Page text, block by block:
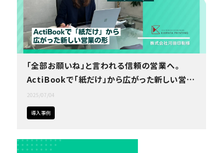
活用方法
検討状況の見える化(営業活動)
見込み顧客の育成(マーケティング)
電子カタログ/Web社内報
資料の一元管理
導入事例
カタログ資料
フリープラン
「全部お願いね」と言われる信頼の営業へ。
ActiBookで「紙だけ」から広がった新しい営業
の形｜株式会社河田印刷様
2025/07/04
導入事例